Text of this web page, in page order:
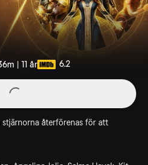
| 11 år 6.2
återförenas för att